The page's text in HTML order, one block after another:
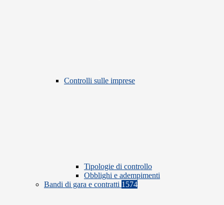
Controlli sulle imprese
Tipologie di controllo
Obblighi e adempimenti
Bandi di gara e contratti 1574